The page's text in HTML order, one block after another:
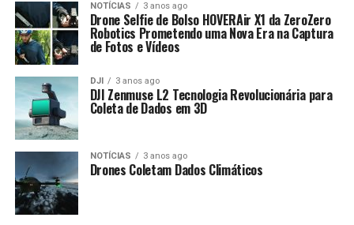
NOTÍCIAS 3 anos ago
Drone Selfie de Bolso HOVERAir X1 da ZeroZero
Robotics Prometendo uma Nova Era na Captura
de Fotos e Vídeos
DJI 3 anos ago
DJI Zenmuse L2 Tecnologia Revolucionária para
Coleta de Dados em 3D
NOTÍCIAS 3 anos ago
Drones Coletam Dados Climáticos